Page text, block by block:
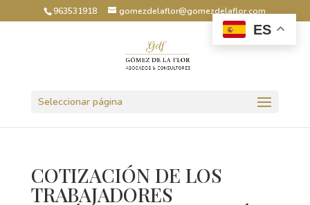
963531918 gomezdelaflor@gomezdelaflor.com
Seleccionar página
COTIZACIÓN DE LOS
TRABAJADORES
ES